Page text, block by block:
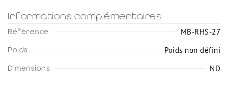
Informations complémentaires
Référence MB-RHS-27
Poids Poids non défini
Dimensions ND